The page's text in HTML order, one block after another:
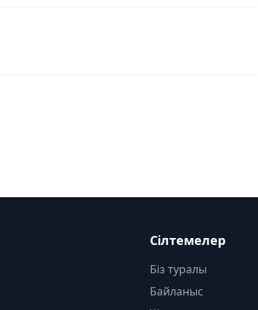
Сілтемелер
Біз туралы
Байланыс